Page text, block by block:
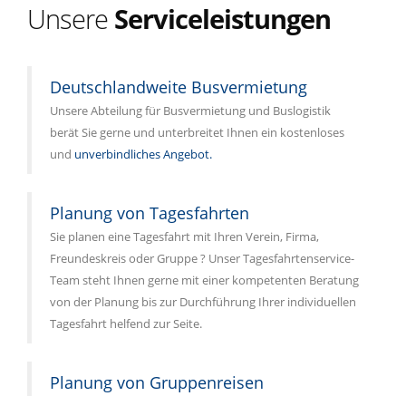
Unsere Serviceleistungen
Deutschlandweite Busvermietung
Unsere Abteilung für Busvermietung und Buslogistik
berät Sie gerne und unterbreitet Ihnen ein kostenloses
und unverbindliches Angebot.
Planung von Tagesfahrten
Sie planen eine Tagesfahrt mit Ihren Verein, Firma,
Freundeskreis oder Gruppe ? Unser Tagesfahrtenservice-
Team steht Ihnen gerne mit einer kompetenten Beratung
von der Planung bis zur Durchführung Ihrer individuellen
Tagesfahrt helfend zur Seite.
Planung von Gruppenreisen